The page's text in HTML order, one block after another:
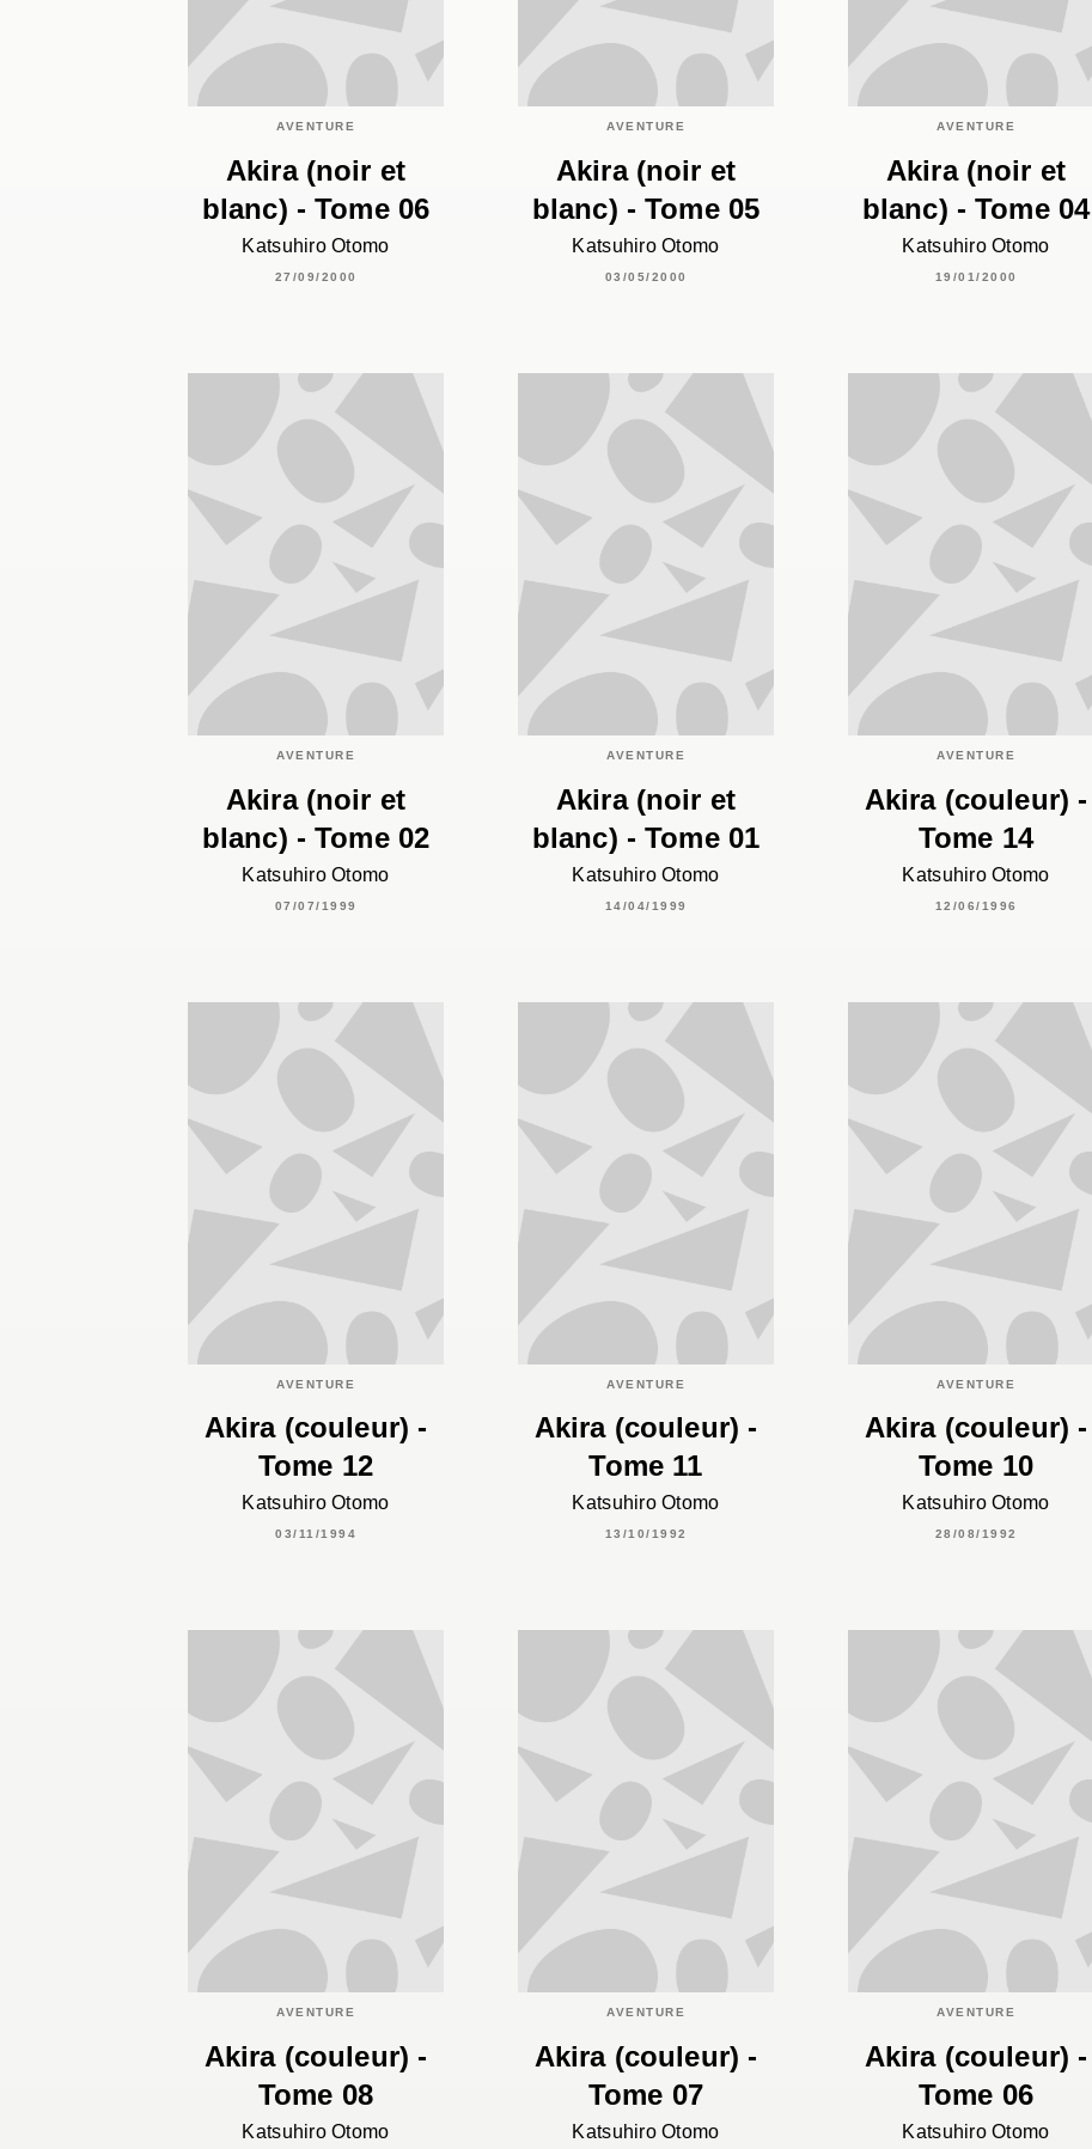
AVENTURE
Akira (noir et
blanc) - Tome 06
Katsuhiro Otomo
27/09/2000
AVENTURE
Akira (noir et
blanc) - Tome 05
Katsuhiro Otomo
03/05/2000
AVENTURE
Akira (noir et
blanc) - Tome 04
Katsuhiro Otomo
19/01/2000
AVENTURE
Akira (noir et
blanc) - Tome 02
Katsuhiro Otomo
07/07/1999
AVENTURE
Akira (noir et
blanc) - Tome 01
Katsuhiro Otomo
14/04/1999
AVENTURE
Akira (couleur) -
Tome 14
Katsuhiro Otomo
12/06/1996
AVENTURE
Akira (couleur) -
Tome 12
Katsuhiro Otomo
03/11/1994
AVENTURE
Akira (couleur) -
Tome 11
Katsuhiro Otomo
13/10/1992
AVENTURE
Akira (couleur) -
Tome 10
Katsuhiro Otomo
28/08/1992
AVENTURE
Akira (couleur) -
Tome 08
Katsuhiro Otomo
AVENTURE
Akira (couleur) -
Tome 07
Katsuhiro Otomo
AVENTURE
Akira (couleur) -
Tome 06
Katsuhiro Otomo